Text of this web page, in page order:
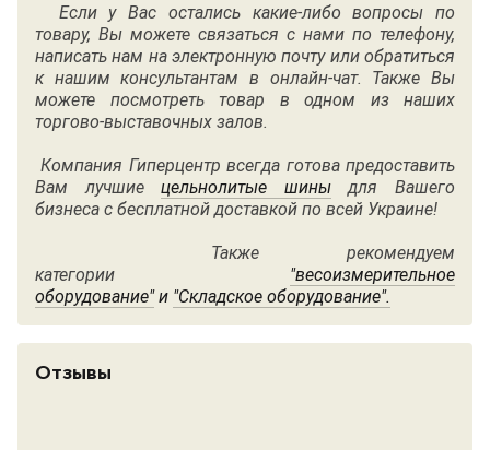
Если у Вас остались какие-либо вопросы по
товару, Вы можете связаться с нами по телефону,
написать нам на электронную почту или обратиться
к нашим консультантам в онлайн-чат. Также Вы
можете посмотреть товар в одном из наших
торгово-выставочных залов.
Компания Гиперцентр всегда готова предоставить
Вам лучшиецельнолитые шиныдля Вашего
бизнеса с бесплатной доставкой по всей Украине!
Также рекомендуем
категории "весоизмерительное
оборудование" и "Складское оборудование".
Отзывы